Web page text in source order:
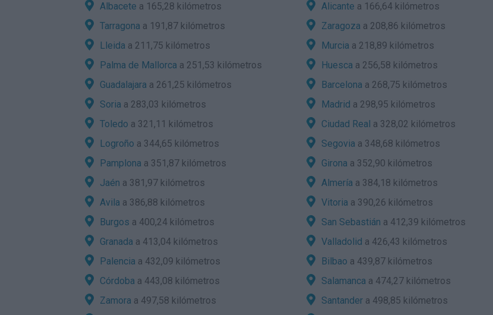
Albacete a 165,28 kilómetros Alicante a 166,64 kilómetros
Tarragona a 191,87 kilómetros Zaragoza a 208,86 kilómetros
Lleida a 211,75 kilómetros Murcia a 218,89 kilómetros
Palma de Mallorca a 251,53 kilómetros Huesca a 256,58 kilómetros
Guadalajara a 261,25 kilómetros Barcelona a 268,75 kilómetros
Soria a 283,03 kilómetros Madrid a 298,95 kilómetros
Toledo a 321,11 kilómetros Ciudad Real a 328,02 kilómetros
Logroño a 344,65 kilómetros Segovia a 348,68 kilómetros
Pamplona a 351,87 kilómetros Girona a 352,90 kilómetros
Jaén a 381,97 kilómetros Almería a 384,18 kilómetros
Avila a 386,88 kilómetros Vitoria a 390,26 kilómetros
Burgos a 400,24 kilómetros San Sebastián a 412,39 kilómetros
Granada a 413,04 kilómetros Valladolid a 426,43 kilómetros
Palencia a 432,09 kilómetros Bilbao a 439,87 kilómetros
Córdoba a 443,08 kilómetros Salamanca a 474,27 kilómetros
Zamora a 497,58 kilómetros Santandera 498,85 kilómetros